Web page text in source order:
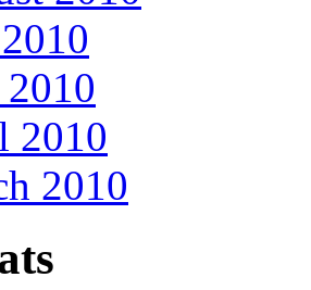
2010
2010